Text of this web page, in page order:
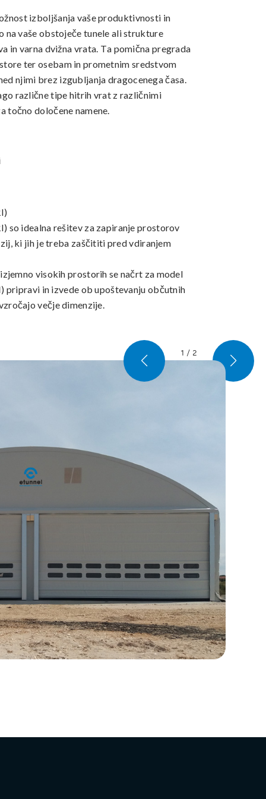
izboljšanja vaše produktivnosti in
na vaše obstoječe tunele ali strukture
in varna dvižna vrata. Ta pomična pregrada
ter osebam in prometnim sredstvom
njimi brez izgubljanja dragocenega časa.
različne tipe hitrih vrat z različnimi
točno določene namene.
so idealna rešitev za zapiranje prostorov
ki jih je treba zaščititi pred vdiranjem
visokih prostorih se načrt za model
pripravi in izvede ob upoštevanju občutnih
večje dimenzije.
1 / 2